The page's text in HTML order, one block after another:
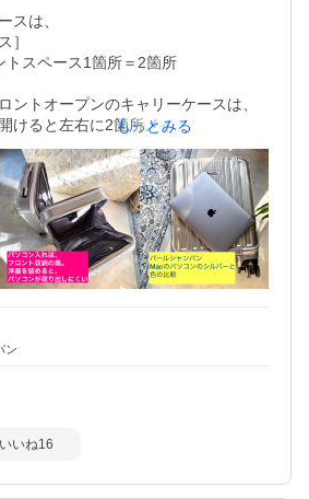
う一箇所あったほうが、荷物棚等へ
な・・・
キャリーケースに入れないのでダイ
全然気にならない。
た。
8回の出張に使用してますが今の所不
スは、
］
トスペース1箇所＝2箇所
ントオープンのキャリーケースは、
けると左右に2箇所メイン収納があ
ト収納が独立したメイン2箇所＋フロ
。
スもその仕様だと思ったら、メイン
右側は収納スペースですが、左側は
。メイン1箇所＋フロントスペース1
が入らないし、フロントからの出し
ファスナーで荷物が入れにくいで
ース]
納が独立していれば、すぐにパソコ
とが出来ますが、こちらのキャリー
れた奥にパソコンを入れるようにな
張などビジネス用途で使うには不向
もっとみる
ン
いいね16